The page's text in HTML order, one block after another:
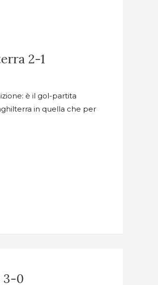
2-1
è il gol-partita
in quella che per
3-0